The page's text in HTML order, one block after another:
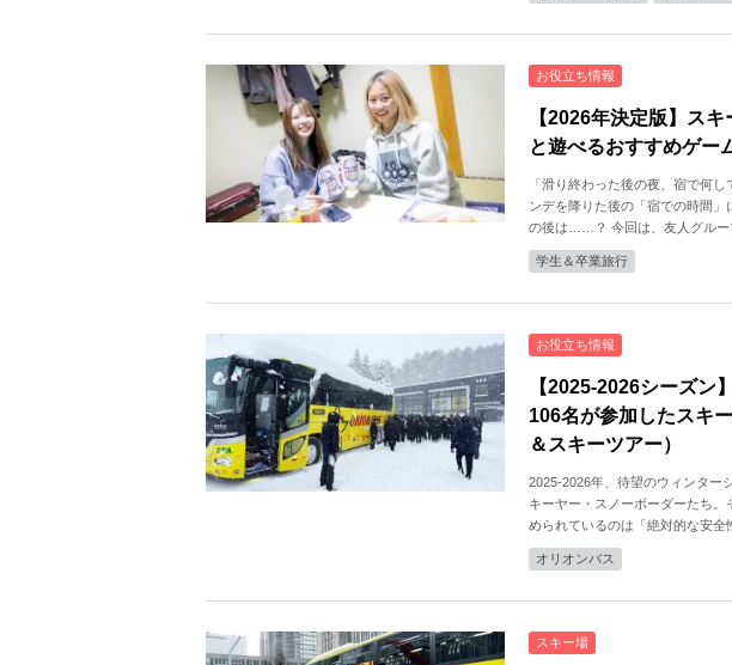
お役立ち情報
【2026年決定版】ス
と遊べるおすすめゲー
「滑り終わった後の夜、宿で何
ンデを降りた後の「宿での時間
の後は……？ 今回は、友人グルー
学生＆卒業旅行
お役立ち情報
【2025-2026シーズン
106名が参加したスキ
＆スキーツアー）
2025-2026年、待望のウィンター
キーヤー・スノーボーダーたち
められているのは「絶対的な安全
オリオンバス
スキー場